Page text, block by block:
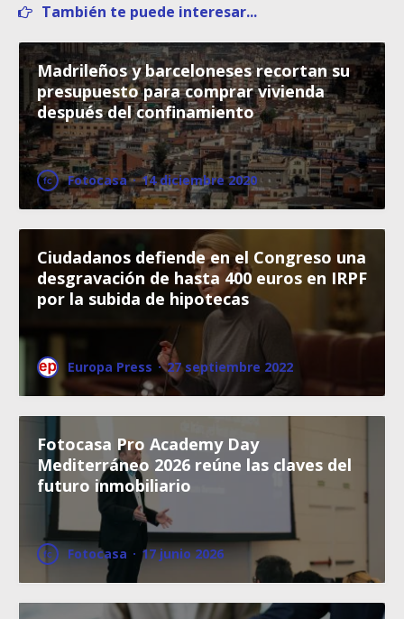
También te puede interesar...
Madrileños y barceloneses recortan su
presupuesto para comprar vivienda
después del confinamiento
Fotocasa · 14 diciembre 2020
Ciudadanos defiende en el Congreso una
desgravación de hasta 400 euros en IRPF
por la subida de hipotecas
Europa Press · 27 septiembre 2022
Fotocasa Pro Academy Day
Mediterráneo 2026 reúne las claves del
futuro inmobiliario
Fotocasa · 17 junio 2026